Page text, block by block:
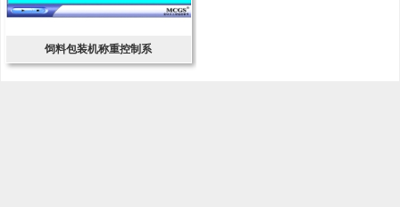
饲料包装机称重控制系